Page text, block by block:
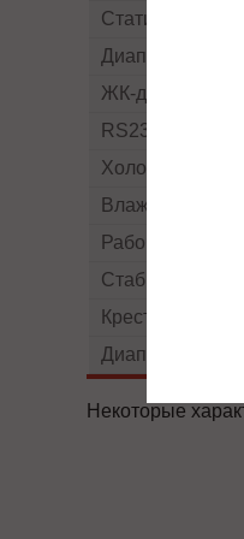
Статический
Диапазон
ЖК-дисплей
RS232
Холодный старт
Влажность
Рабочие
Cтабильность
Крест-фактор
Диапазон
Некоторые